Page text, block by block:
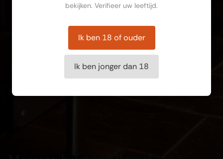
bekijken. Verifieer uw leeftijd.
Ik ben 18 of ouder
Ik ben jonger dan 18